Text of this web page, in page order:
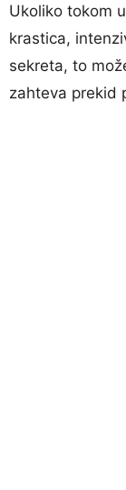
Ukoliko tokom
krastica,
sekreta, to
zahteva prekid